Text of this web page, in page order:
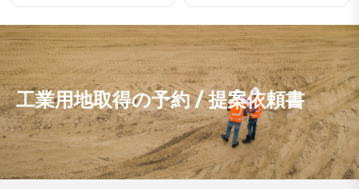
工業用地取得の予約 / 提案依頼書